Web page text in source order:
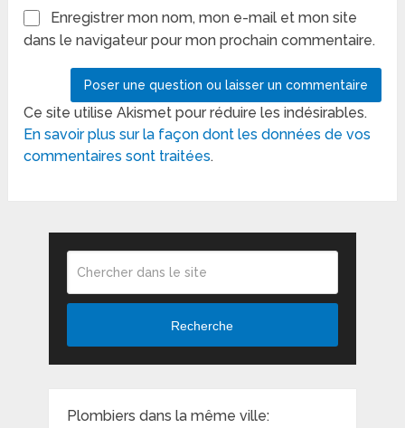
Enregistrer mon nom, mon e-mail et mon site
dans le navigateur pour mon prochain commentaire.
Ce site utilise Akismet pour réduire les indésirables.
En savoir plus sur la façon dont les données de vos
commentaires sont traitées.
Recherche
Plombiers dans la même ville: